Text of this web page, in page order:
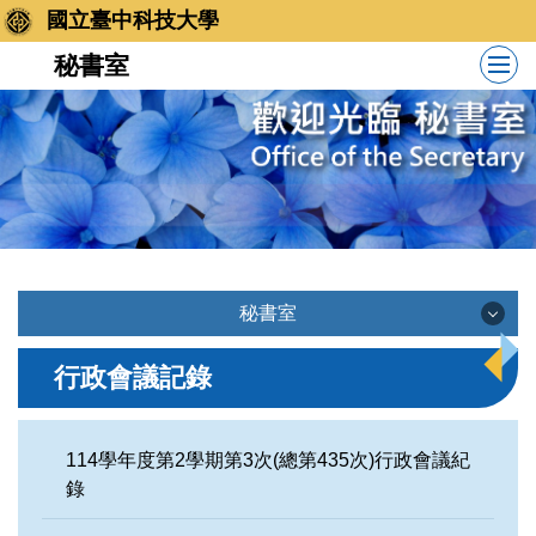
跳
到
要
內
容
區
國立臺中科技大學
秘書室
秘書室
秘書室
訊息公告
業務職掌
行政會議記錄
114學年度第2學期第3次(總第435次)行政會議紀
錄